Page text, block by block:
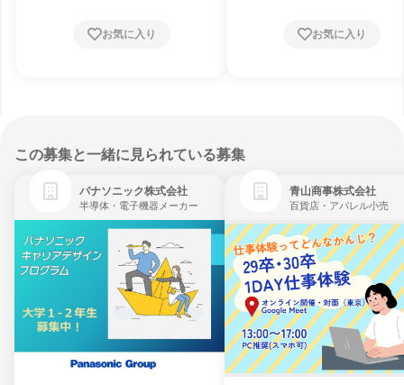
お気に入り お気に入り
この募集と一緒に見られている募集
パナソニック株式会社
半導体・電子機器メーカー
青山商事株式会社
百貨店・アパレル小売